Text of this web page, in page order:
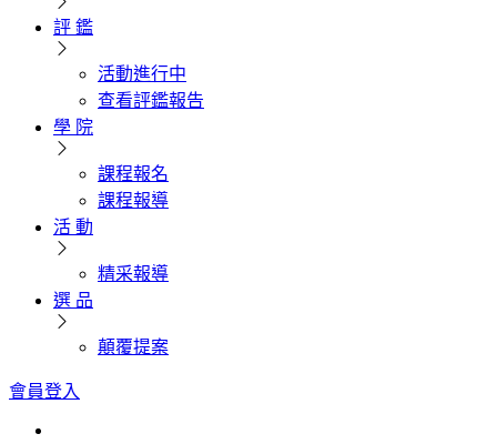
評 鑑
活動進行中
查看評鑑報告
學 院
課程報名
課程報導
活 動
精采報導
選 品
顛覆提案
會員登入